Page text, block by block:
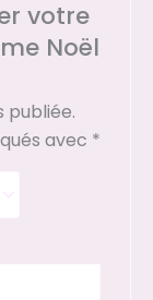
votre
Noël
publiée.
avec *